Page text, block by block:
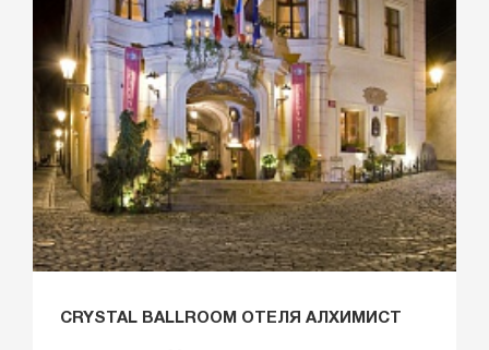
CRYSTAL BALLROOM ОТЕЛЯ АЛХИМИСТ